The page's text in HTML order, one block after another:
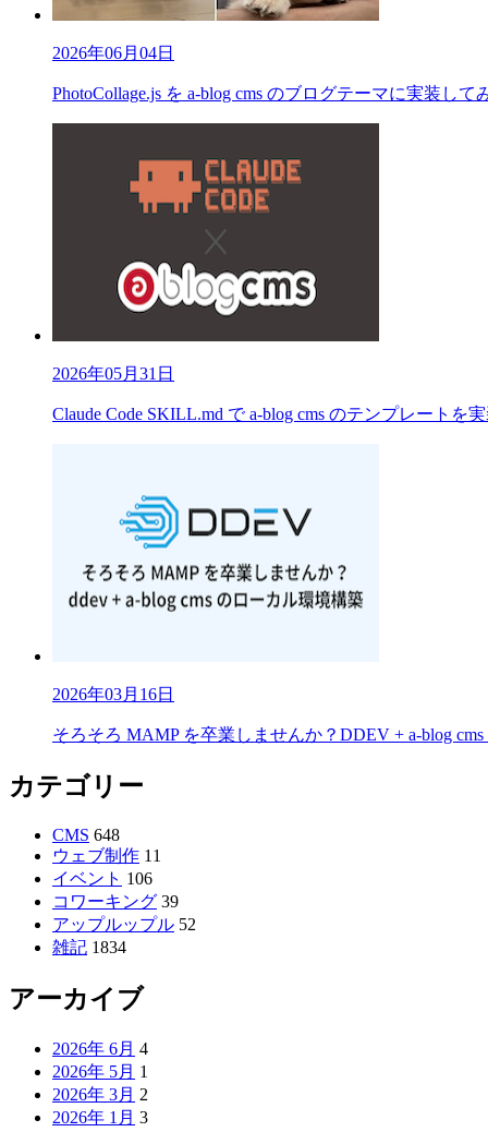
2026年06月04日
PhotoCollage.js を a-blog cms のブログテーマに実装して
2026年05月31日
Claude Code SKILL.md で a-blog cms のテンプレートを
2026年03月16日
そろそろ MAMP を卒業しませんか？DDEV + a-blog
カテゴリー
CMS 648
ウェブ制作 11
イベント 106
コワーキング 39
アップルップル 52
雑記 1834
アーカイブ
2026年 6月 4
2026年 5月 1
2026年 3月 2
2026年 1月 3